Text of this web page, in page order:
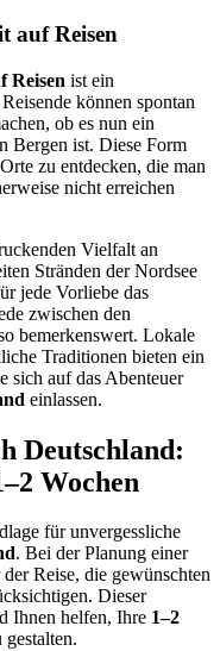
auf Reisen
Reisen ist ein
können spontan
ob es nun ein
Bergen ist. Diese Form
zu entdecken, die man
nicht erreichen
Vielfalt an
Stränden der Nordsee
jede Vorliebe das
zwischen den
bemerkenswert. Lokale
Traditionen bieten ein
sich auf das Abenteuer
einlassen.
Deutschland:
Wochen
für unvergessliche
. Bei der Planung einer
Reise, die gewünschten
Dieser
Ihnen helfen, Ihre 1–2